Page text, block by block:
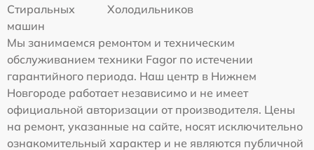
Стиральных
машин
Холодильников
Мы занимаемся ремонтом и техническим
обслуживанием техники Fagor по истечении
гарантийного периода. Наш центр в Нижнем
Новгороде работает независимо и не имеет
официальной авторизации от производителя. Цены
на ремонт, указанные на сайте, носят исключительно
ознакомительный характер и не являются публичной